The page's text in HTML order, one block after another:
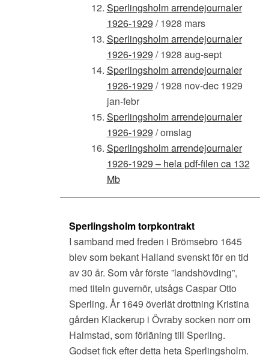
Sperlingsholm arrendejournaler
1926-1929 / 1928 mars
Sperlingsholm arrendejournaler
1926-1929 / 1928 aug-sept
Sperlingsholm arrendejournaler
1926-1929 / 1928 nov-dec 1929
jan-febr
Sperlingsholm arrendejournaler
1926-1929 / omslag
Sperlingsholm arrendejournaler
1926-1929 – hela pdf-filen ca 132
Mb
Sperlingsholm torpkontrakt
I samband med freden i Brömsebro 1645
blev som bekant Halland svenskt för en tid
av 30 år. Som vår förste ”landshövding”,
med titeln guvernör, utsågs Caspar Otto
Sperling. År 1649 överlät drottning Kristina
gården Klackerup i Övraby socken norr om
Halmstad, som förläning till Sperling.
Godset fick efter detta heta Sperlingsholm.